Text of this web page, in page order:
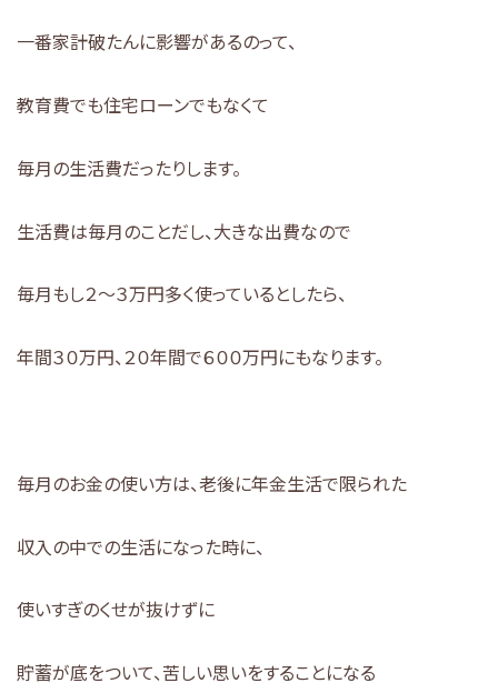
一番家計破たんに影響があるのって、
教育費でも住宅ローンでもなくて
毎月の生活費だったりします。
生活費は毎月のことだし、大きな出費なので
毎月もし２～３万円多く使っているとしたら、
年間３０万円、２０年間で６００万円にもなります。
毎月のお金の使い方は、老後に年金生活で限られた
収入の中での生活になった時に、
使いすぎのくせが抜けずに
貯蓄が底をついて、苦しい思いをすることになる